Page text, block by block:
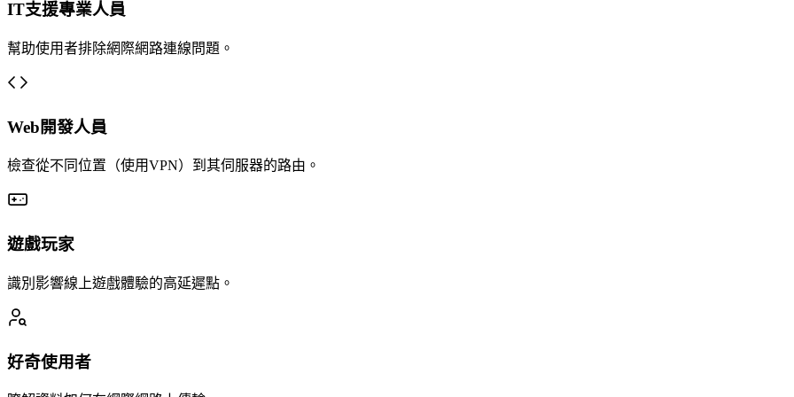
IT支援專業人員
幫助使用者排除網際網路連線問題。
Web開發人員
檢查從不同位置（使用VPN）到其伺服器的路由。
遊戲玩家
識別影響線上遊戲體驗的高延遲點。
好奇使用者